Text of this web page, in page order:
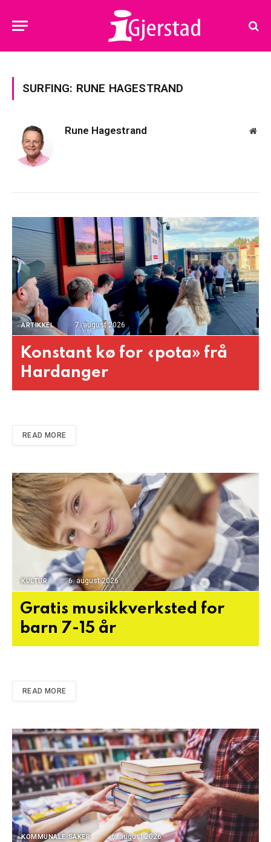
SURFING: RUNE HAGESTRAND
Rune Hagestrand
ARTIKKEL 7. august 2026
Konstant kø for «pota» frå
Hardanger
READ MORE
KULTUR 6. august 2026
Gratis musikkverksted for
barn 7-15 år
READ MORE
KOMMUNALE SAKER 6. august 2026